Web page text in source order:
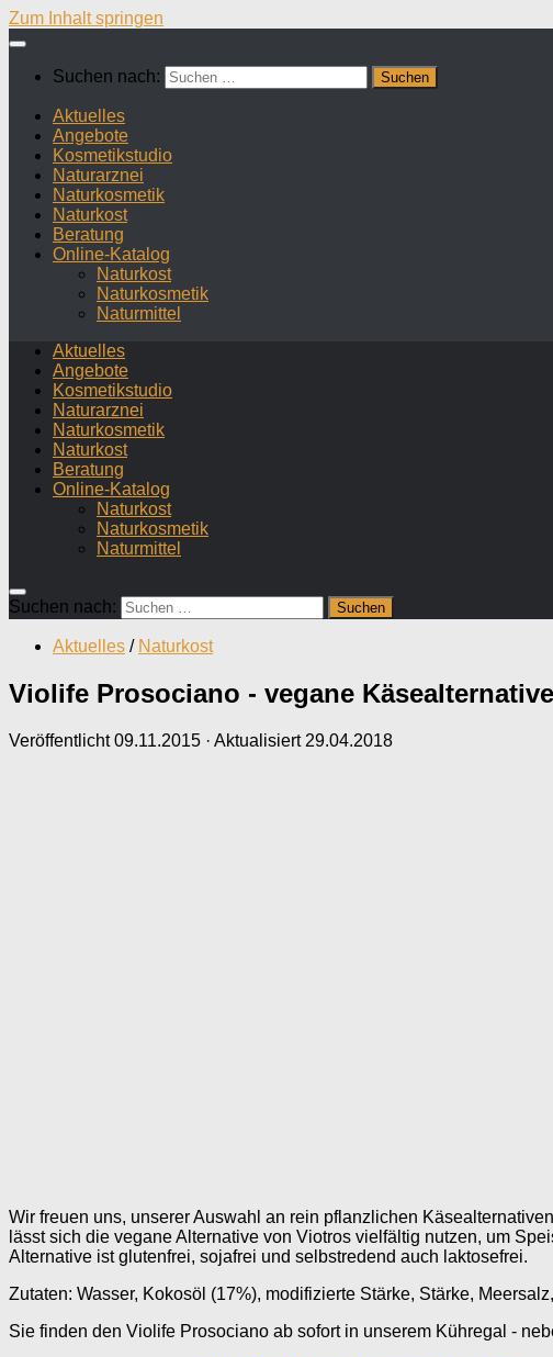
Zum Inhalt springen
Suchen nach:
Aktuelles
Angebote
Kosmetikstudio
Naturarznei
Naturkosmetik
Naturkost
Beratung
Online-Katalog
Naturkost
Naturkosmetik
Naturmittel
Aktuelles
Angebote
Kosmetikstudio
Naturarznei
Naturkosmetik
Naturkost
Beratung
Online-Katalog
Naturkost
Naturkosmetik
Naturmittel
Suchen nach:
Aktuelles / Naturkost
Violife Prosociano - vegane
Veröffentlicht09.11.2015 · Aktualisiert 29.04.2018
Wir freuen uns, unserer Auswahl an rein pflanzlichen
lässt sich die vegane Alternative von Viotros vielfältig nutzen, um
Alternative ist glutenfrei, sojafrei und selbstredend auch laktosefrei.
Zutaten: Wasser, Kokosöl (17%), modifizierte Stärke, Stärke,
Sie finden den Violife Prosociano ab sofort in unserem Kühregal -